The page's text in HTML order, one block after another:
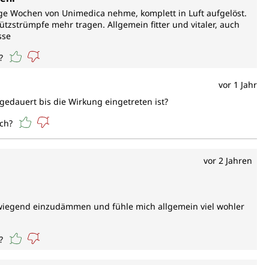
Wochen von Unimedica nehme, komplett in Luft aufgelöst.
mehr tragen. Allgemein fitter und vitaler, auch
vor 1 Jahr
bis die Wirkung eingetreten ist?
vor 2 Jahren
einzudämmen und fühle mich allgemein viel wohler